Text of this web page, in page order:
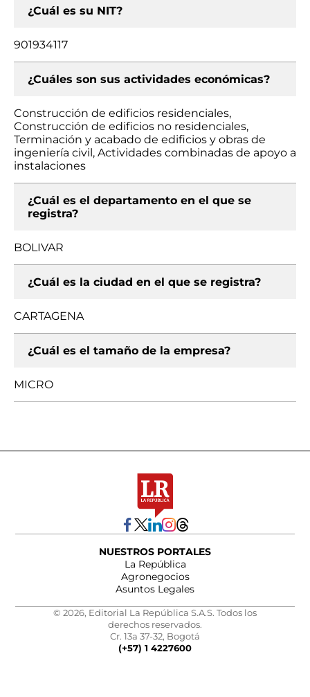
¿Cuál es su NIT?
901934117
¿Cuáles son sus actividades económicas?
Construcción de edificios residenciales,
Construcción de edificios no residenciales,
Terminación y acabado de edificios y obras de
ingeniería civil, Actividades combinadas de apoyo a
instalaciones
¿Cuál es el departamento en el que se
registra?
BOLIVAR
¿Cuál es la ciudad en el que se registra?
CARTAGENA
¿Cuál es el tamaño de la empresa?
MICRO
NUESTROS PORTALES
La República
Agronegocios
Asuntos Legales
© 2026, Editorial La República S.A.S. Todos los
derechos reservados.
Cr. 13a 37-32, Bogotá
(+57) 1 4227600